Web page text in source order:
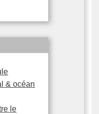
& océan
le